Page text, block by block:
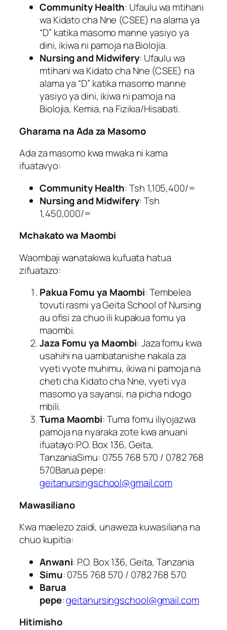
Community Health: Ufaulu wa mtihani
wa Kidato cha Nne (CSEE) na alama ya
“D” katika masomo manne yasiyo ya
dini, ikiwa ni pamoja na Biolojia.
Nursing and Midwifery: Ufaulu wa
mtihani wa Kidato cha Nne (CSEE) na
alama ya “D” katika masomo manne
yasiyo ya dini, ikiwa ni pamoja na
Biolojia, Kemia, na Fizikia/Hisabati.
Gharama na Ada za Masomo
Ada za masomo kwa mwaka ni kama
ifuatavyo:
Community Health: Tsh 1,105,400/=
Nursing and Midwifery: Tsh
1,450,000/=
Mchakato wa Maombi
Waombaji wanatakiwa kufuata hatua
zifuatazo:
Pakua Fomu ya Maombi: Tembelea
tovuti rasmi ya Geita School of Nursing
au ofisi za chuo ili kupakua fomu ya
maombi.
Jaza Fomu ya Maombi: Jaza fomu kwa
usahihi na uambatanishe nakala za
vyeti vyote muhimu, ikiwa ni pamoja na
cheti cha Kidato cha Nne, vyeti vya
masomo ya sayansi, na picha ndogo
mbili.
Tuma Maombi: Tuma fomu iliyojazwa
pamoja na nyaraka zote kwa anuani
ifuatayo:P.O. Box 136, Geita,
TanzaniaSimu: 0755 768 570 / 0782 768
570Barua pepe:
geitanursingschool@gmail.com
Mawasiliano
Kwa maelezo zaidi, unaweza kuwasiliana na
chuo kupitia:
Anwani: P.O. Box 136, Geita, Tanzania
Simu: 0755 768 570 / 0782 768 570
Barua
pepe:geitanursingschool@gmail.com
Hitimisho